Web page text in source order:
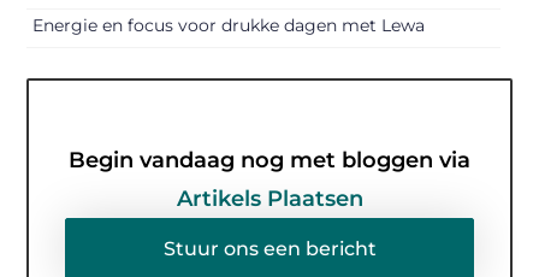
Energie en focus voor drukke dagen met Lewa
Begin vandaag nog met bloggen via
Artikels Plaatsen
Stuur ons een bericht